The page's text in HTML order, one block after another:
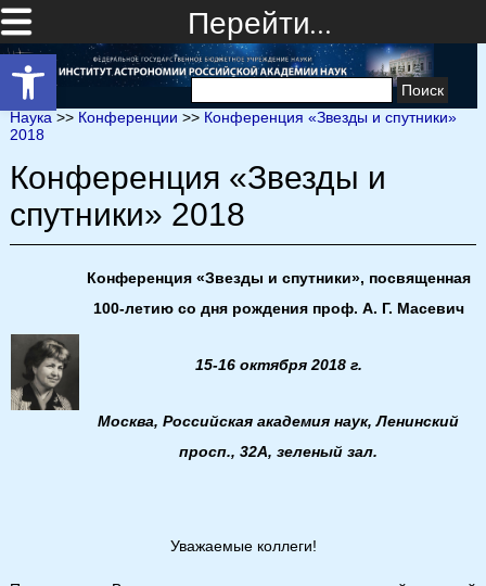
Открыть панель инструментов
Перейти…
Найти:
Наука >> Конференции >> Конференция «Звезды и спутники»
2018
Конференция «Звезды и
спутники» 2018
Конференция «Звезды и спутники», посвященная
100-летию со дня рождения проф. А. Г. Масевич
15-16 октября 2018 г.
Москва, Российская академия наук, Ленинский
просп., 32А, зеленый зал.
Уважаемые коллеги!